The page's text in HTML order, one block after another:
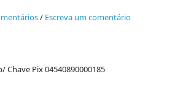
/ Escreva um comentário
Chave Pix 04540890000185